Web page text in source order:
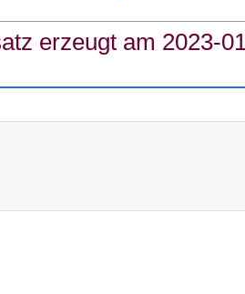
erzeugt am 2023-